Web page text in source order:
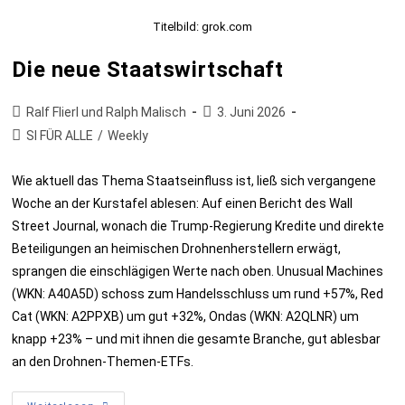
Titelbild: grok.com
Die neue Staatswirtschaft
Ralf Flierl und Ralph Malisch
3. Juni 2026
SI FÜR ALLE / Weekly
Wie aktuell das Thema Staatseinfluss ist, ließ sich vergangene
Woche an der Kurstafel ablesen: Auf einen Bericht des Wall
Street Journal, wonach die Trump-Regierung Kredite und direkte
Beteiligungen an heimischen Drohnenherstellern erwägt,
sprangen die einschlägigen Werte nach oben. Unusual Machines
(WKN: A40A5D) schoss zum Handelsschluss um rund +57%, Red
Cat (WKN: A2PPXB) um gut +32%, Ondas (WKN: A2QLNR) um
knapp +23% – und mit ihnen die gesamte Branche, gut ablesbar
an den Drohnen-Themen-ETFs.